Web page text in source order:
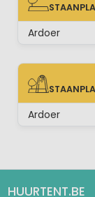
STAANPLAATS
Ardoer
STAANPLAATS
Ardoer
HUURTENT.BE